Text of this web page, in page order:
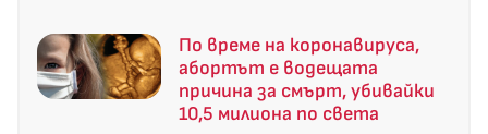
По време на коронавируса,
абортът е водещата
причина за смърт, убивайки
10,5 милиона по света